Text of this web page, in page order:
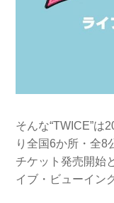
そんな“TWICE”は
り全国6か所・全8
チケット発売開始
イブ・ビューイン